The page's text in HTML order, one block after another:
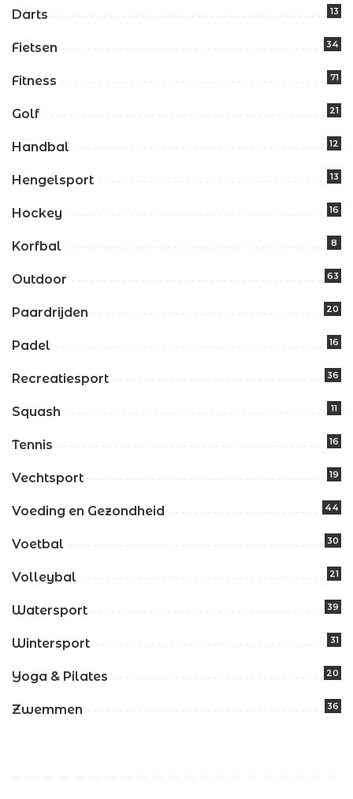
Darts 13
Fietsen 34
Fitness 71
Golf 21
Handbal 12
Hengelsport 13
Hockey 16
Korfbal 8
Outdoor 63
Paardrijden 20
Padel 16
Recreatiesport 36
Squash 11
Tennis 16
Vechtsport 19
Voeding en Gezondheid 44
Voetbal 30
Volleybal 21
Watersport 39
Wintersport 31
Yoga & Pilates 20
Zwemmen 36